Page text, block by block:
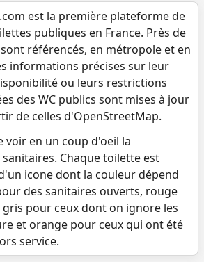
est la première plateforme de
publiques en France. Près de
référencés, en métropole et en
informations précises sur leur
ou leurs restrictions
des WC publics sont mises à jour
de celles d'OpenStreetMap.
voir en un coup d'oeil la
Chaque toilette est
icone dont la couleur dépend
des sanitaires ouverts, rouge
pour ceux dont on ignore les
et orange pour ceux qui ont été
service.